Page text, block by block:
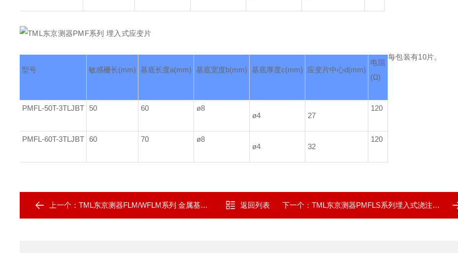
型号 敏感栅长(mm) 基底长度a(mm) 基底宽度b(mm) 基底厚度c(mm) 应变片中心d(mm)
电阻
(Ω)
PMFL-50T-3TLJBT 50 60
ø8
ø4
27
120
PMFL-60T-3TLJBT 60 70
ø8
ø4
32
120
每包装有10片。
上一个： TML东京测器FLM/WFLM系列 金属基底应变片 返回列表 下一个： TML东京测器PMFLS系列埋入式浇注构件应变片